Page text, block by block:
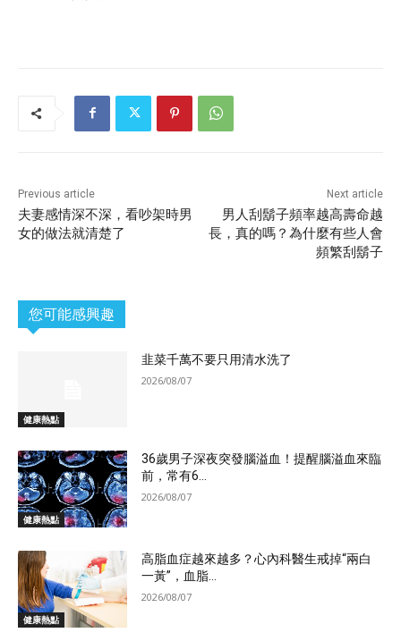
Previous article
夫妻感情深不深，看吵架時男
女的做法就清楚了
Next article
男人刮鬍子頻率越高壽命越
長，真的嗎？為什麼有些人會
頻繁刮鬍子
您可能感興趣
健康熱點
韭菜千萬不要只用清水洗了
2026/08/07
健康熱點
36歲男子深夜突發腦溢血！提醒腦溢血來臨
前，常有6...
2026/08/07
健康熱點
高脂血症越來越多？心內科醫生戒掉“兩白
一黃”，血脂...
2026/08/07